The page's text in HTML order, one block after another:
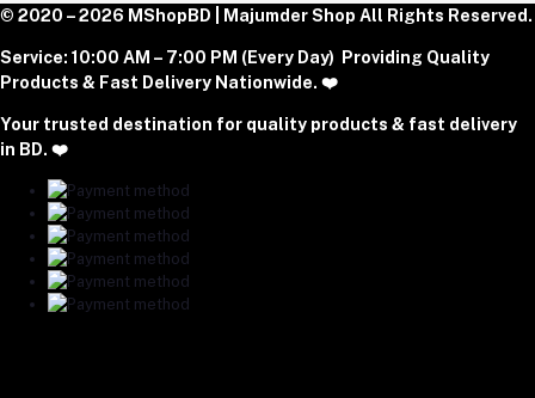
Phone
+8801977197994
majumdershop77@gmail.com
Track Order
Become A Seller
Download Seller App
© 2020 – 2026 MShopBD | Majumder Shop All Rights Reserved.
Service: 10:00 AM – 7:00 PM (Every Day) Providing Quality
Products & Fast Delivery Nationwide. ❤️
Your trusted destination for quality products & fast delivery
in BD. ❤️